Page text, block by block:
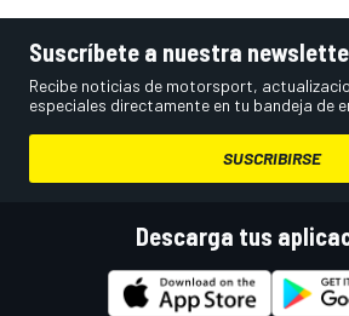
Suscríbete a nuestra
Recibe noticias de motorsport,
especiales directamente en tu bandeja de
SUSCRIBIRSE
Descarga tus